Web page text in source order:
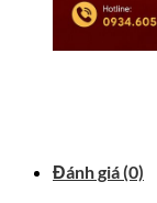
Đánh giá (0)